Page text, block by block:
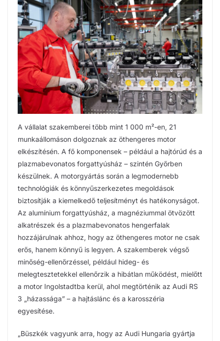
A vállalat szakemberei több mint 1 000 m²-en, 21
munkaállomáson dolgoznak az öthengeres motor
elkészítésén. A fő komponensek – például a hajtórúd és a
plazmabevonatos forgattyúsház – szintén Győrben
készülnek. A motorgyártás során a legmodernebb
technológiák és könnyűszerkezetes megoldások
biztosítják a kiemelkedő teljesítményt és hatékonyságot.
Az alumínium forgattyúsház, a magnéziummal ötvözött
alkatrészek és a plazmabevonatos hengerfalak
hozzájárulnak ahhoz, hogy az öthengeres motor ne csak
erős, hanem könnyű is legyen. A szakemberek végső
minőség-ellenőrzéssel, például hideg- és
melegtesztetekkel ellenőrzik a hibátlan működést, mielőtt
a motor Ingolstadtba kerül, ahol megtörténik az Audi RS
3 „házassága” – a hajtáslánc és a karosszéria
egyesítése.
„Büszkék vagyunk arra, hogy az Audi Hungaria gyártja